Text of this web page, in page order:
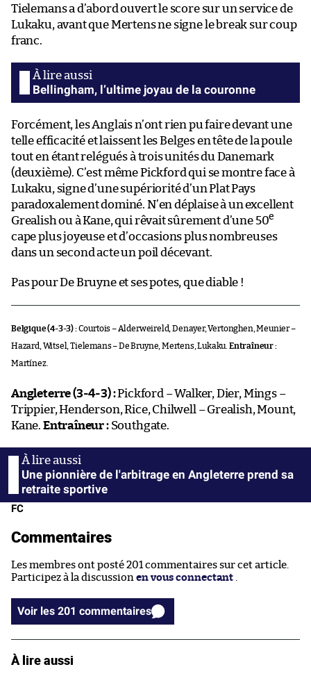
Tielemans a d’abord ouvert le score sur un service de
Lukaku, avant que Mertens ne signe le break sur coup
franc.
Bellingham, l’ultime joyau de la couronne
Forcément, les Anglais n’ont rien pu faire devant une
telle efficacité et laissent les Belges en tête de la poule
tout en étant relégués à trois unités du Danemark
(deuxième). C’est même Pickford qui se montre face à
Lukaku, signe d’une supériorité d’un Plat Pays
paradoxalement dominé. N’en déplaise à un excellent
Grealish ou à Kane, qui rêvait sûrement d’une 50e
cape plus joyeuse et d’occasions plus nombreuses
dans un second acte un poil décevant.
Pas pour De Bruyne et ses potes, que diable !
Belgique (4-3-3) :Courtois – Alderweireld, Denayer, Vertonghen, Meunier –
Hazard, Witsel, Tielemans – De Bruyne, Mertens, Lukaku. Entraîneur :
Martínez.
Angleterre (3-4-3) :Pickford – Walker, Dier, Mings –
Trippier, Henderson, Rice, Chilwell – Grealish, Mount,
Kane. Entraîneur :Southgate.
Une pionnière de l'arbitrage en Angleterre prend sa
retraite sportive
FC
Commentaires
Les membres ont posté 201 commentaires sur cet article.
Participez à la discussion en vous connectant .
Voir les 201 commentaires
À lire aussi